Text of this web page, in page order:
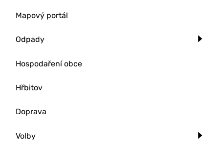
Mapový portál
Odpady
Hospodaření obce
Hřbitov
Doprava
Volby